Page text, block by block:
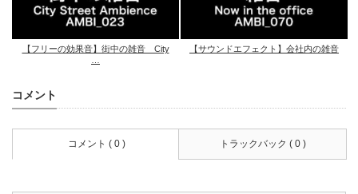
【フリーの効果音】街中の雑音 City
【サウンドエフェクト】会社内の雑音
コメント
コメント ( 0 ) トラックバック ( 0 )